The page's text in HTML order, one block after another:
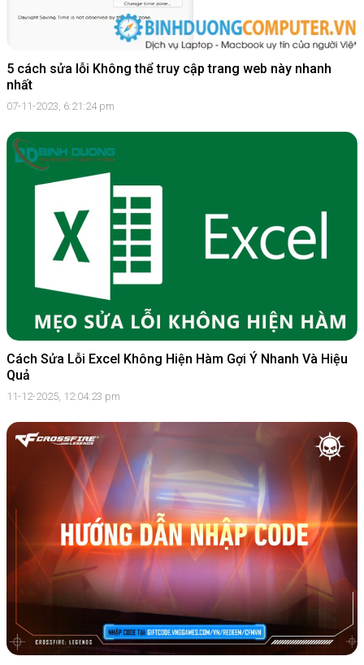
5 cách sửa lỗi Không thể truy cập trang web này nhanh
nhất
07-11-2023, 6:21:24 pm
Cách Sửa Lỗi Excel Không Hiện Hàm Gợi Ý Nhanh Và Hiệu
Quả
11-12-2025, 12:04:23 pm